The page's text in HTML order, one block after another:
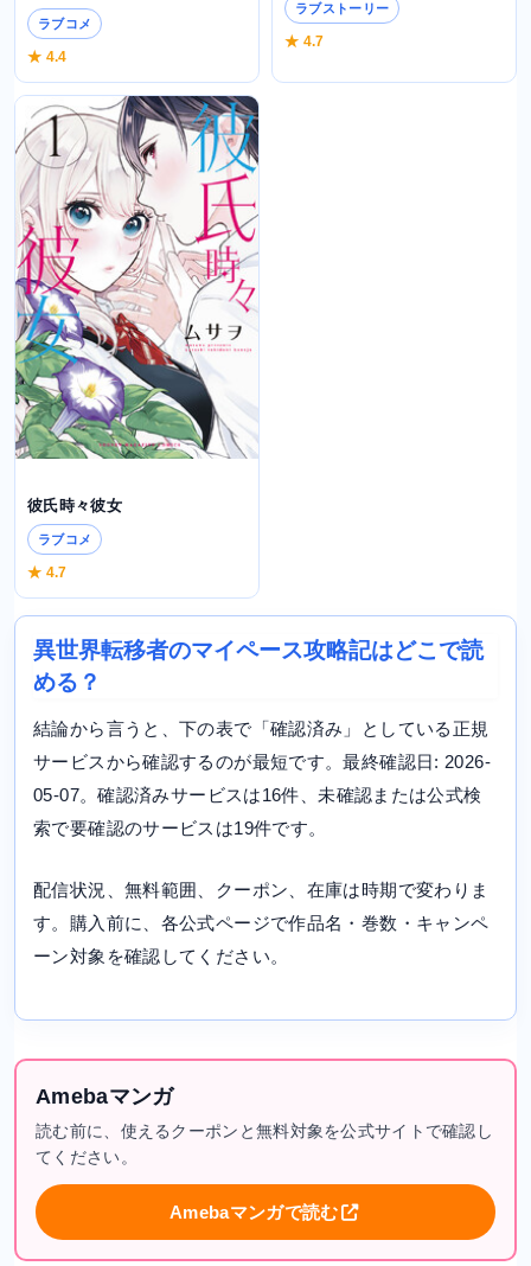
ラブコメ
★ 4.4
ラブストーリー
★ 4.7
彼氏時々彼女
ラブコメ
★ 4.7
異世界転移者のマイペース攻略記はどこで読
める？
結論から言うと、下の表で「確認済み」としている正規
サービスから確認するのが最短です。最終確認日: 2026-
05-07。確認済みサービスは16件、未確認または公式検
索で要確認のサービスは19件です。
配信状況、無料範囲、クーポン、在庫は時期で変わりま
す。購入前に、各公式ページで作品名・巻数・キャンペ
ーン対象を確認してください。
Amebaマンガ
読む前に、使えるクーポンと無料対象を公式サイトで確認し
てください。
Amebaマンガで読む